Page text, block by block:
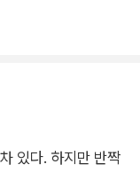
적인 질문과 함께
성’ 규범 밖에 존재
되는 과정을 담는
있다. 하지만 반짝